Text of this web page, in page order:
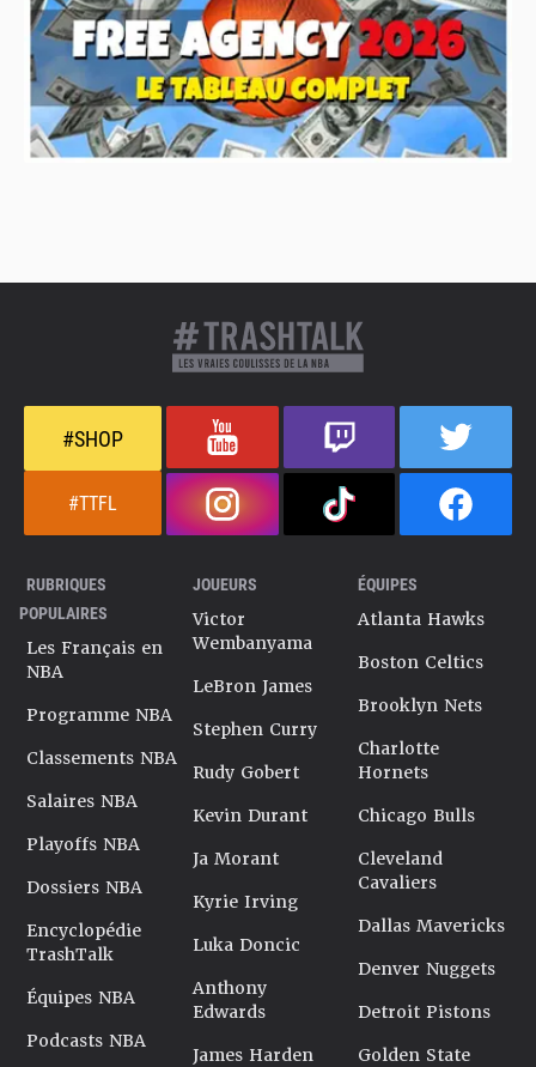
#SHOP
#TTFL
RUBRIQUES
POPULAIRES
Les Français en
NBA
Programme NBA
Classements NBA
Salaires NBA
Playoffs NBA
Dossiers NBA
Encyclopédie
TrashTalk
Équipes NBA
Podcasts NBA
JOUEURS
Victor
Wembanyama
LeBron James
Stephen Curry
Rudy Gobert
Kevin Durant
Ja Morant
Kyrie Irving
Luka Doncic
Anthony
Edwards
James Harden
ÉQUIPES
Atlanta Hawks
Boston Celtics
Brooklyn Nets
Charlotte
Hornets
Chicago Bulls
Cleveland
Cavaliers
Dallas Mavericks
Denver Nuggets
Detroit Pistons
Golden State